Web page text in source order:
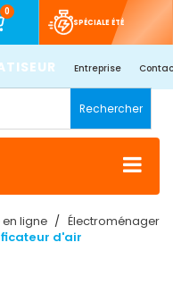
0
SPÉCIALE ÉTÉ
Entreprise
Rechercher
ligne
Électroménager
d'air